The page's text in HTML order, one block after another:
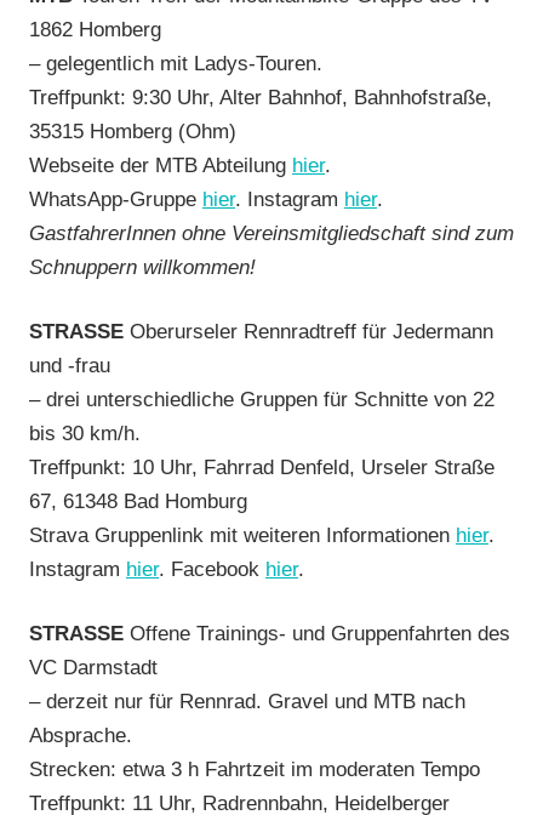
1862 Homberg
– gelegentlich mit Ladys-Touren.
Treffpunkt: 9:30 Uhr, Alter Bahnhof, Bahnhofstraße,
35315 Homberg (Ohm)
Webseite der MTB Abteilung hier.
WhatsApp-Gruppe hier. Instagram hier.
GastfahrerInnen ohne Vereinsmitgliedschaft sind zum
Schnuppern willkommen!
STRASSE Oberurseler Rennradtreff für Jedermann
und -frau
– drei unterschiedliche Gruppen für Schnitte von 22
bis 30 km/h.
Treffpunkt: 10 Uhr, Fahrrad Denfeld, Urseler Straße
67, 61348 Bad Homburg
Strava Gruppenlink mit weiteren Informationen hier.
Instagram hier. Facebook hier.
STRASSE Offene Trainings- und Gruppenfahrten des
VC Darmstadt
– derzeit nur für Rennrad. Gravel und MTB nach
Absprache.
Strecken: etwa 3 h Fahrtzeit im moderaten Tempo
Treffpunkt: 11 Uhr, Radrennbahn, Heidelberger